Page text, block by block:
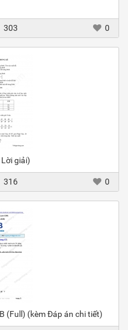
303 0
giải)
316 0
(Full) (kèm Đáp án chi tiết)